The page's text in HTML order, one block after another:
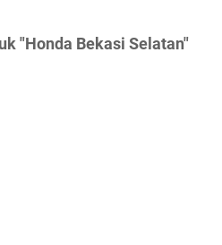
"Honda Bekasi Selatan"